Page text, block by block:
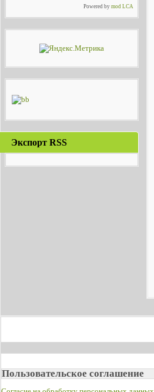
Powered bymod LCA
Экспорт RSS
Пользовательское соглашение